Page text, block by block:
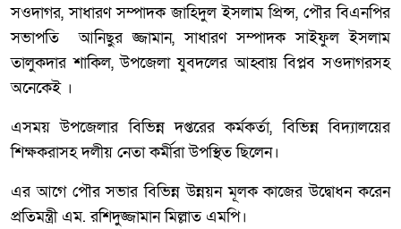
সওদাগর, সাধারণ সম্পাদক জাহিদুল ইসলাম প্রিন্স, পৌর বিএনপির
সভাপতি আনিছুর জ্জামান, সাধারণ সম্পাদক সাইফুল ইসলাম
তালুকদার শাকিল, উপজেলা যুবদলের আহ্বায় বিপ্লব সওদাগরসহ
অনেকেই ।
এসময় উপজেলার বিভিন্ন দপ্তরের কর্মকর্তা, বিভিন্ন বিদ্যালয়ের
শিক্ষকরাসহ দলীয় নেতা কর্মীরা উপস্থিত ছিলেন।
এর আগে পৌর সভার বিভিন্ন উন্নয়ন মূলক কাজের উদ্বোধন করেন
প্রতিমন্ত্রী এম. রশিদুজ্জামান মিল্লাত এমপি।